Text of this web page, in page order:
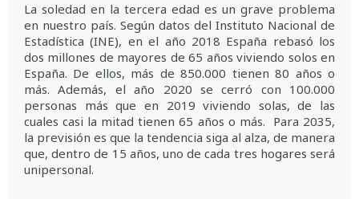
La soledad en la tercera edad es un grave problema
en nuestro país. Según datos del Instituto Nacional de
Estadística (INE), en el año 2018 España rebasó los
dos millones de mayores de 65 años viviendo solos en
España. De ellos, más de 850.000 tienen 80 años o
más. Además, el año 2020 se cerró con 100.000
personas más que en 2019 viviendo solas, de las
cuales casi la mitad tienen 65 años o más. Para 2035,
la previsión es que la tendencia siga al alza, de manera
que, dentro de 15 años, uno de cada tres hogares será
unipersonal.